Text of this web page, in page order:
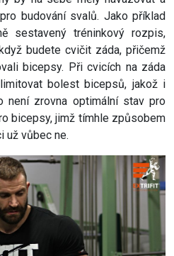
budování svalů. Jako příklad
sestavený tréninkový rozpis,
budete cvičit záda, přičemž
bicepsy. Při cvicích na záda
bolest bicepsů, jakož i
není zrovna optimální stav pro
bicepsy, jimž tímhle způsobem
už vůbec ne.